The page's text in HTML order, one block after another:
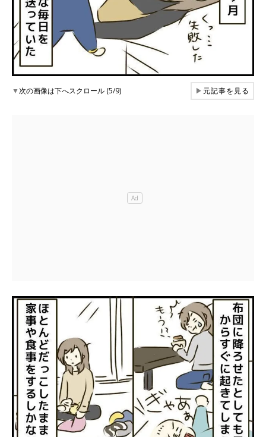
▼次の画像は下へスクロール (5/9) ▶元記事を見る